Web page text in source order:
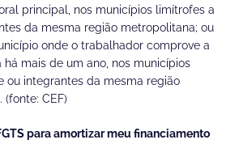
principal, nos municípios limítrofes a
da mesma região metropolitana; ou
onde o trabalhador comprove a
há mais de um ano, nos municípios
ou integrantes da mesma região
(fonte: CEF)
para amortizar meu financiamento